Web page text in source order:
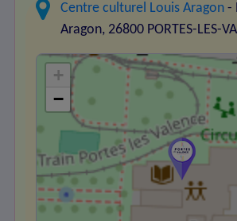
Centre culturel Louis Aragon -
Aragon, 26800 PORTES-LES-
+
−